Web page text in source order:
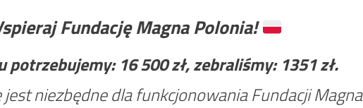
Fundację Magna Polonia!
potrzebujemy: 16 500zł, zebraliśmy: 1351zł.
niezbędne dla funkcjonowania Fundacji Magna